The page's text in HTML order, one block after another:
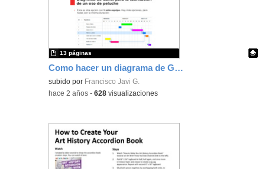
Como hacer un diagrama de Gantt
Contenido educativo.
subido por Francisco Javi G.
13 páginas
-hace 2 años -628 visualizaciones